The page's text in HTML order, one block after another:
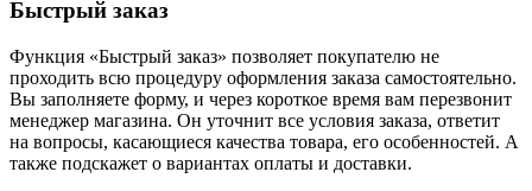
Быстрый заказ
Функция «Быстрый заказ» позволяет покупателю не
проходить всю процедуру оформления заказа самостоятельно.
Вы заполняете форму, и через короткое время вам перезвонит
менеджер магазина. Он уточнит все условия заказа, ответит
на вопросы, касающиеся качества товара, его особенностей. А
также подскажет о вариантах оплаты и доставки.